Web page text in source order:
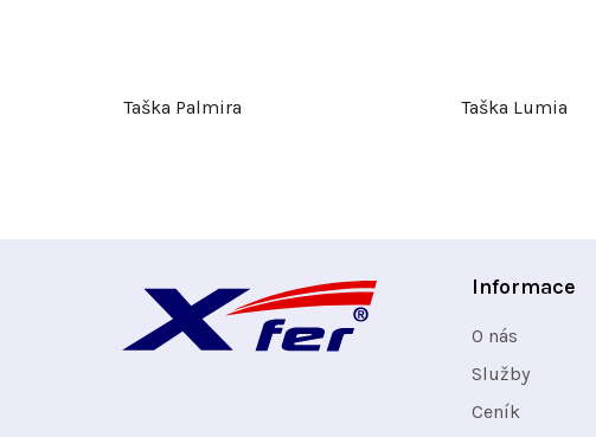
Taška Palmira Taška Lumia
Informace
O nás
Služby
Ceník